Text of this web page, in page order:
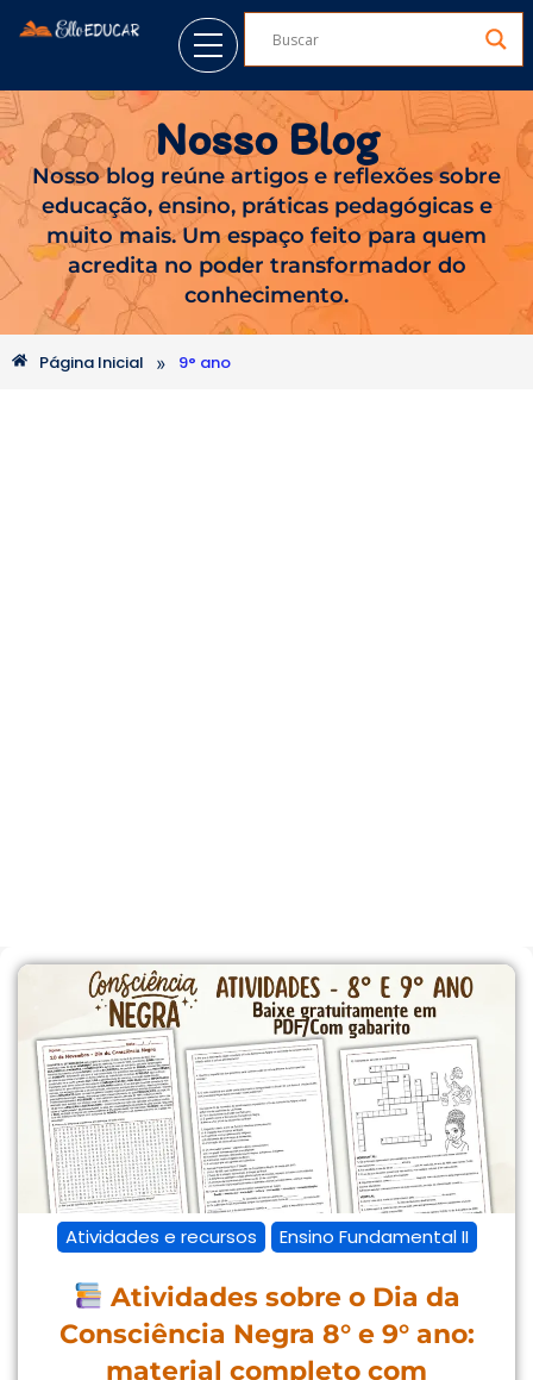
Nosso Blog
Nosso blog reúne artigos e reflexões sobre
educação, ensino, práticas pedagógicas e
muito mais. Um espaço feito para quem
acredita no poder transformador do
conhecimento.
Página Inicial » 9° ano
Atividades e recursos Ensino Fundamental II
Atividades sobre o Dia da
Consciência Negra 8° e 9° ano:
material completo com